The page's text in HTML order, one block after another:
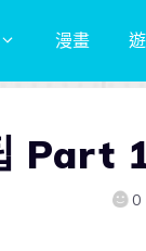
漫畫
Part
0